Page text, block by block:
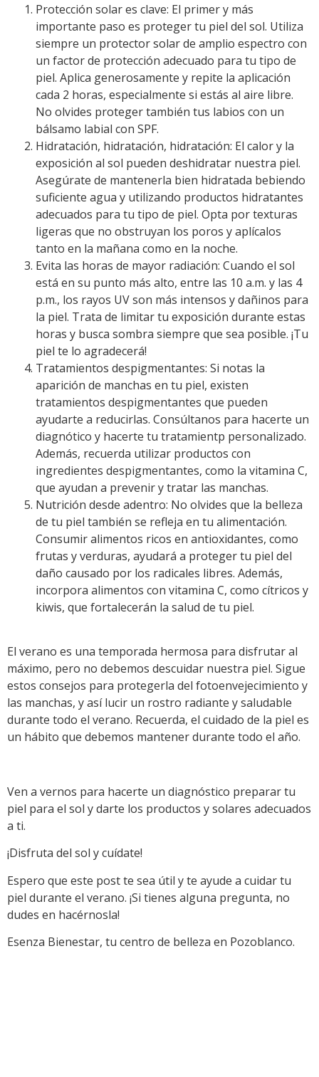
Protección solar es clave: El primer y más
importante paso es proteger tu piel del sol. Utiliza
siempre un protector solar de amplio espectro con
un factor de protección adecuado para tu tipo de
piel. Aplica generosamente y repite la aplicación
cada 2 horas, especialmente si estás al aire libre.
No olvides proteger también tus labios con un
bálsamo labial con SPF.
Hidratación, hidratación, hidratación: El calor y la
exposición al sol pueden deshidratar nuestra piel.
Asegúrate de mantenerla bien hidratada bebiendo
suficiente agua y utilizando productos hidratantes
adecuados para tu tipo de piel. Opta por texturas
ligeras que no obstruyan los poros y aplícalos
tanto en la mañana como en la noche.
Evita las horas de mayor radiación: Cuando el sol
está en su punto más alto, entre las 10 a.m. y las 4
p.m., los rayos UV son más intensos y dañinos para
la piel. Trata de limitar tu exposición durante estas
horas y busca sombra siempre que sea posible. ¡Tu
piel te lo agradecerá!
Tratamientos despigmentantes: Si notas la
aparición de manchas en tu piel, existen
tratamientos despigmentantes que pueden
ayudarte a reducirlas. Consúltanos para hacerte un
diagnótico y hacerte tu tratamientp personalizado.
Además, recuerda utilizar productos con
ingredientes despigmentantes, como la vitamina C,
que ayudan a prevenir y tratar las manchas.
Nutrición desde adentro: No olvides que la belleza
de tu piel también se refleja en tu alimentación.
Consumir alimentos ricos en antioxidantes, como
frutas y verduras, ayudará a proteger tu piel del
daño causado por los radicales libres. Además,
incorpora alimentos con vitamina C, como cítricos y
kiwis, que fortalecerán la salud de tu piel.
El verano es una temporada hermosa para disfrutar al
máximo, pero no debemos descuidar nuestra piel. Sigue
estos consejos para protegerla del fotoenvejecimiento y
las manchas, y así lucir un rostro radiante y saludable
durante todo el verano. Recuerda, el cuidado de la piel es
un hábito que debemos mantener durante todo el año.
Ven a vernos para hacerte un diagnóstico preparar tu
piel para el sol y darte los productos y solares adecuados
a ti.
¡Disfruta del sol y cuídate!
Espero que este post te sea útil y te ayude a cuidar tu
piel durante el verano. ¡Si tienes alguna pregunta, no
dudes en hacérnosla!
Esenza Bienestar, tu centro de belleza en Pozoblanco.